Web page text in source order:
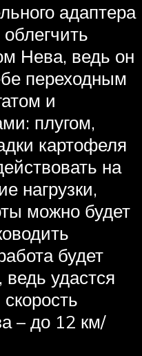
адаптера
Нева, ведь он
переходным
и
плугом,
картофеля
на
нагрузки,
можно будет
будет
удастся
– до 12 км/